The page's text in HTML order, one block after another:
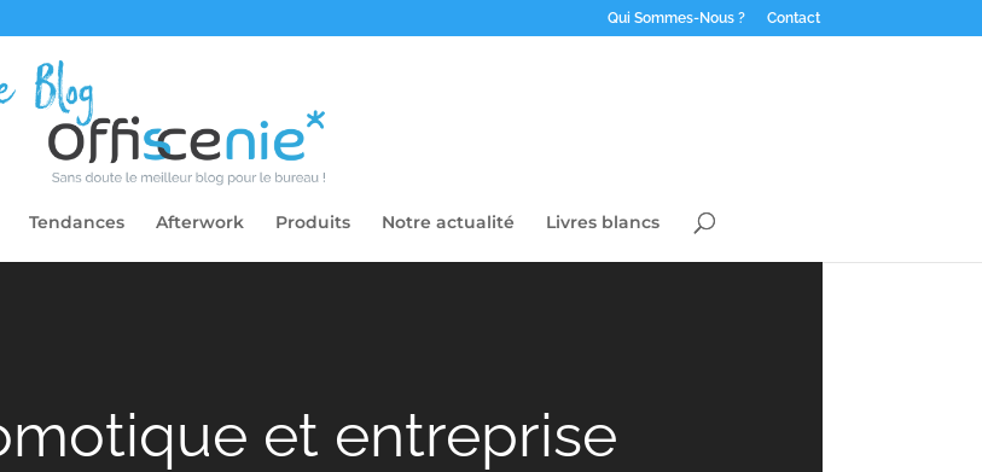
Qui Sommes-Nous ? Contact
Tendances Afterwork Produits Notre actualité Livres blancs
et entreprise